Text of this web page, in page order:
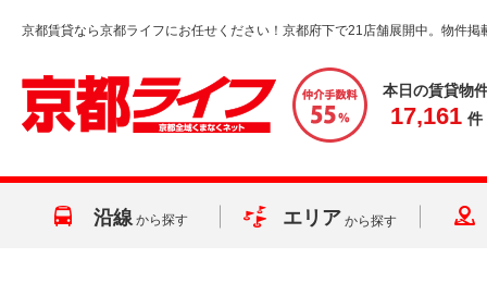
京都賃貸なら京都ライフにお任せください！京都府下で21店舗展開中。物件掲
本日の賃貸物
17,161 件
沿線 から探す エリア から探す